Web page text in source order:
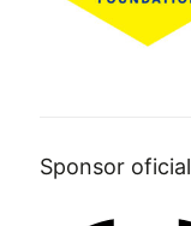
Sponsor oficial